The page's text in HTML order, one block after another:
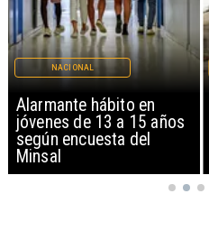
Alarmante hábito en
jóvenes de 13 a 15 años
según encuesta del
Minsal
NACIONAL